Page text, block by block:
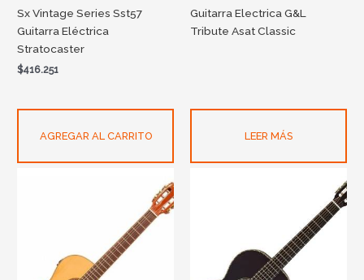
Sx Vintage Series Sst57
Guitarra Eléctrica
Stratocaster
$416.251
AGREGAR AL CARRITO
Guitarra Electrica G&L
Tribute Asat Classic
LEER MÁS